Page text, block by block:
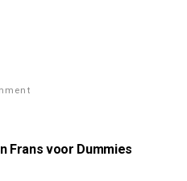
Frans voor Dummies